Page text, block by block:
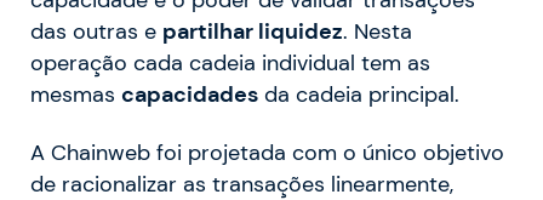
das outras e partilhar liquidez. Nesta
operação cada cadeia individual tem as
mesmas capacidades da cadeia principal.
A Chainweb foi projetada com o único objetivo
de racionalizar as transações linearmente,